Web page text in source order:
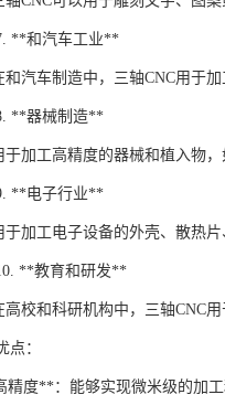
**和汽车工业**
汽车制造中，三轴CNC用于加
**器械制造**
加工高精度的器械和植入物，
**电子行业**
加工电子设备的外壳、散热片
**教育和研发**
校和科研机构中，三轴CNC
点：
精度**：能够实现微米级的加工